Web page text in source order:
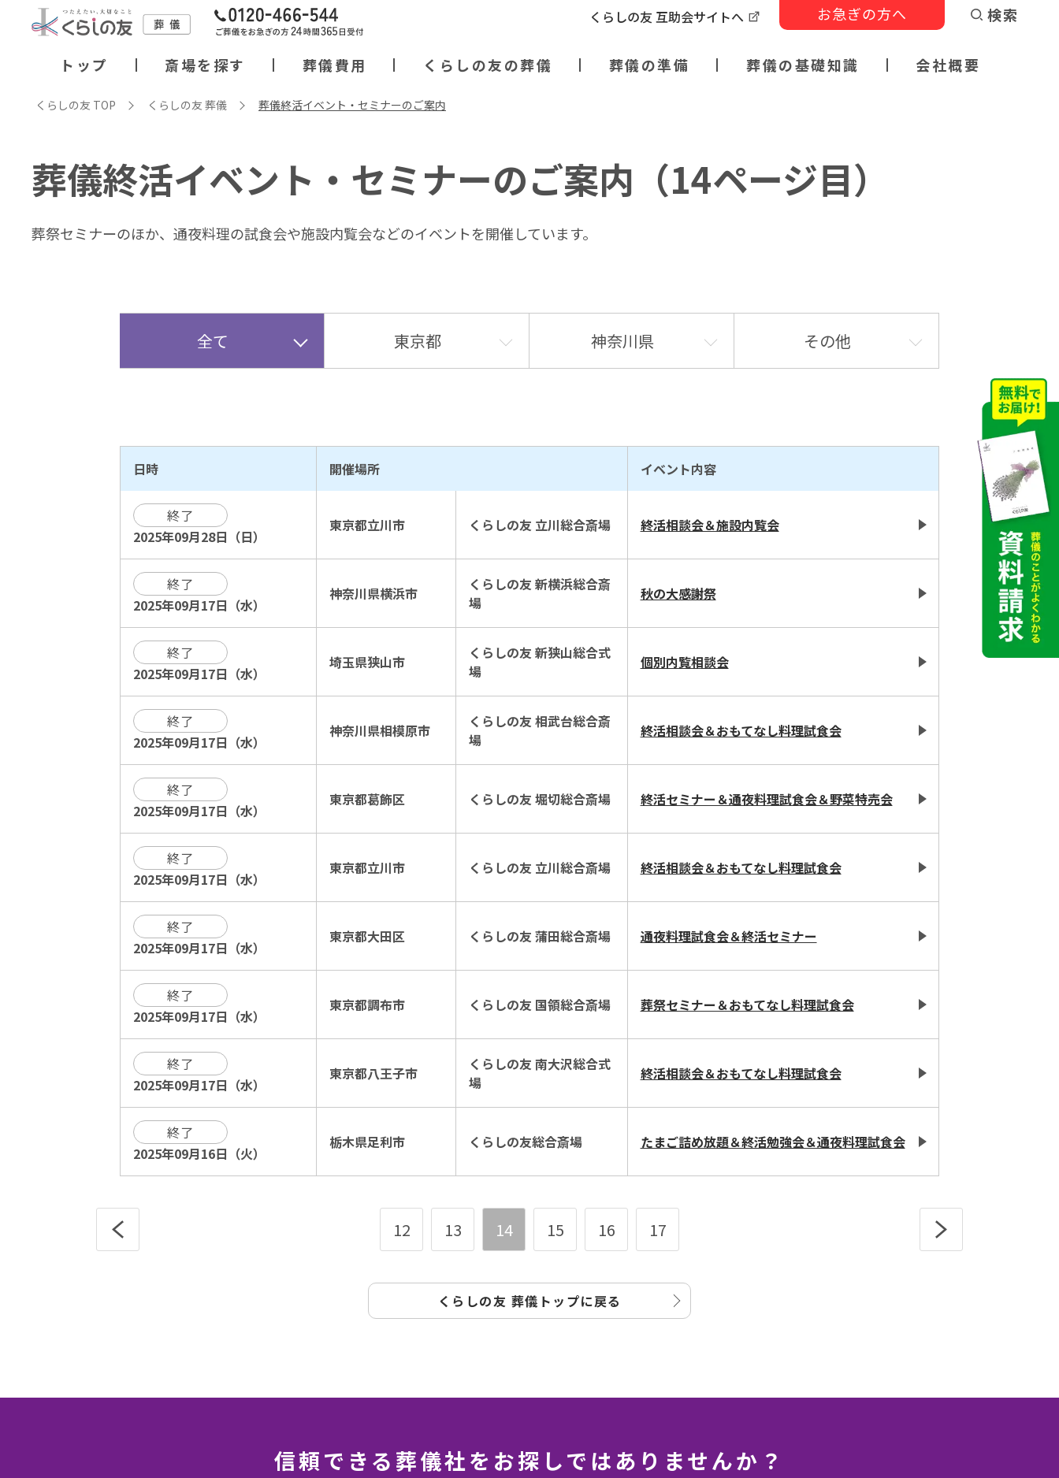
くらしの友 互助会サイトへ お急ぎの方へ
トップ 斎場を探す 葬儀費用 くらしの友の葬儀 葬儀の準備 葬儀の基礎知識 会社概要
検索
くらしの友 TOP くらしの友 葬儀 葬儀終活イベント・セミナーのご案内
葬儀終活イベント・セミナーのご案内 （14ページ目）
葬祭セミナーのほか、通夜料理の試⾷会や施設内覧会などのイベントを開催しています。
全て 東京都 神奈川県 その他
日時 開催場所 イベント内容
終了
2025年09月28日（日）
東京都立川市 くらしの友 立川総合斎場 終活相談会＆施設内覧会
終了
2025年09月17日（水）
神奈川県横浜市
くらしの友 新横浜総合斎
場
秋の大感謝祭
終了
2025年09月17日（水）
埼玉県狭山市
くらしの友 新狭山総合式
場
個別内覧相談会
終了
2025年09月17日（水）
神奈川県相模原市
くらしの友 相武台総合斎
場
終活相談会＆おもてなし料理試食会
終了
2025年09月17日（水）
東京都葛飾区 くらしの友 堀切総合斎場 終活セミナー＆通夜料理試食会＆野菜特売会
終了
2025年09月17日（水）
東京都立川市 くらしの友 立川総合斎場 終活相談会＆おもてなし料理試食会
終了
2025年09月17日（水）
東京都大田区 くらしの友 蒲田総合斎場 通夜料理試食会＆終活セミナー
終了
2025年09月17日（水）
東京都調布市 くらしの友 国領総合斎場 葬祭セミナー＆おもてなし料理試食会
終了
2025年09月17日（水）
東京都八王子市
くらしの友 南大沢総合式
場
終活相談会＆おもてなし料理試食会
終了
2025年09月16日（火）
栃木県足利市 くらしの友総合斎場 たまご詰め放題＆終活勉強会＆通夜料理試食会
12 13 14 15 16 17
くらしの友 葬儀トップに戻る
信頼できる葬儀社を お探しではありませんか？